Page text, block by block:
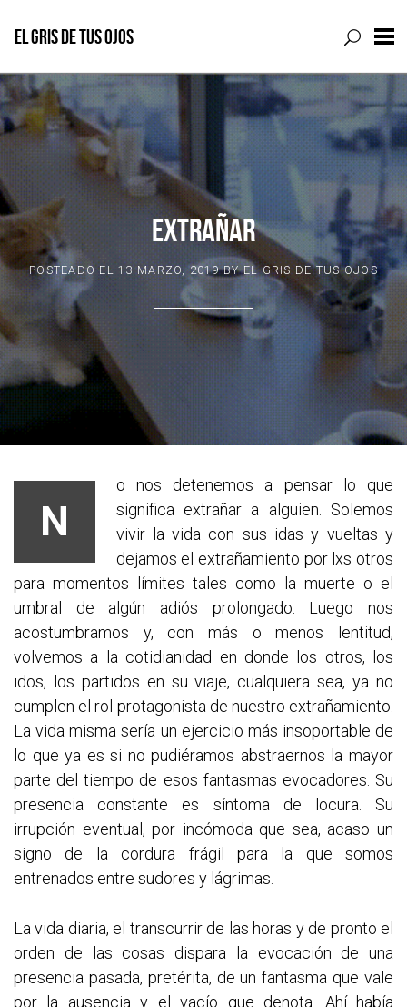
Skip
to
content
EL GRIS DE TUS OJOS
EXTRAÑAR
POSTEADO EL13 MARZO, 2019BYEL GRIS DE TUS OJOS
N
o nos detenemos a pensar lo que
significa extrañar a alguien. Solemos
vivir la vida con sus idas y vueltas y
dejamos el extrañamiento por lxs otros
para momentos límites tales como la muerte o el
umbral de algún adiós prolongado. Luego nos
acostumbramos y, con más o menos lentitud,
volvemos a la cotidianidad en donde los otros, los
idos, los partidos en su viaje, cualquiera sea, ya no
cumplen el rol protagonista de nuestro extrañamiento.
La vida misma sería un ejercicio más insoportable de
lo que ya es si no pudiéramos abstraernos la mayor
parte del tiempo de esos fantasmas evocadores. Su
presencia constante es síntoma de locura. Su
irrupción eventual, por incómoda que sea, acaso un
signo de la cordura frágil para la que somos
entrenados entre sudores y lágrimas.
La vida diaria, el transcurrir de las horas y de pronto el
orden de las cosas dispara la evocación de una
presencia pasada, pretérita, de un fantasma que vale
por la ausencia y el vacío que denota. Ahí había